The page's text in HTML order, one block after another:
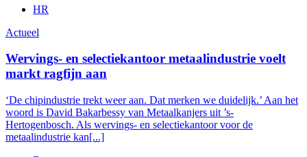
HR
Actueel
Wervings- en selectiekantoor metaalindustrie voelt
markt ragfijn aan
‘De chipindustrie trekt weer aan. Dat merken we duidelijk.’ Aan het
woord is David Bakarbessy van Metaalkanjers uit ’s-
Hertogenbosch. Als wervings- en selectiekantoor voor de
metaalindustrie kan[...]